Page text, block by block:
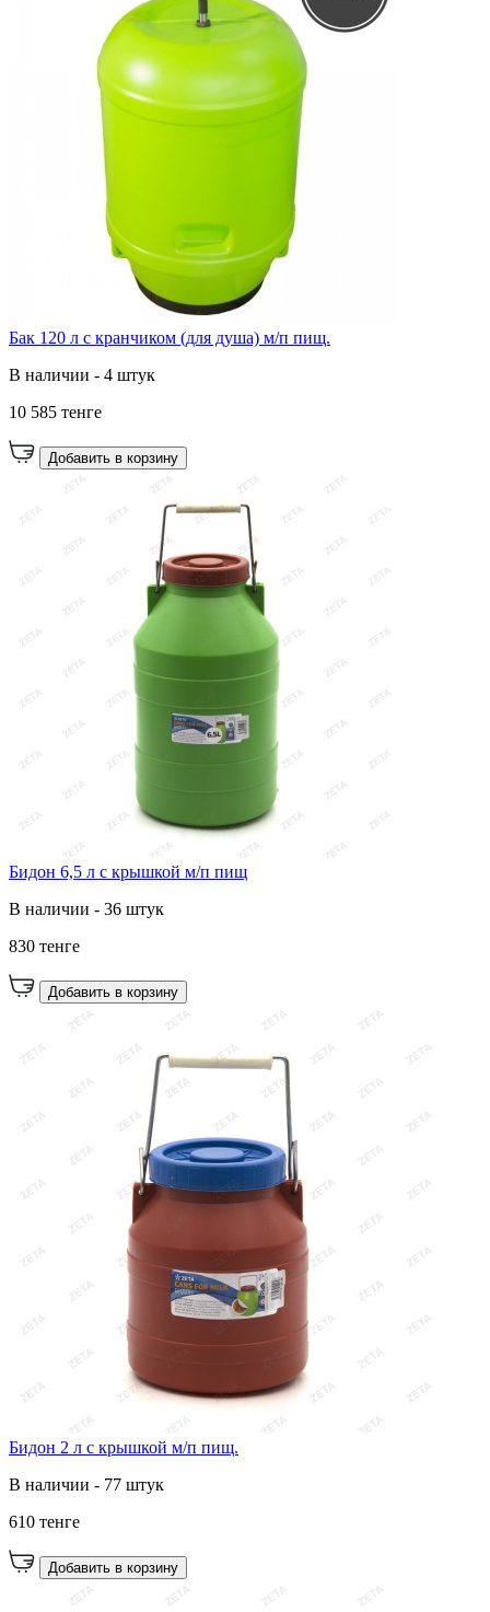
Бак 120 л с кранчиком (для душа) м/п пищ.
В наличии - 4 штук
10 585 тенге
Добавить в корзину
Бидон 6,5 л с крышкой м/п пищ
В наличии - 36 штук
830 тенге
Добавить в корзину
Бидон 2 л с крышкой м/п пищ.
В наличии - 77 штук
610 тенге
Добавить в корзину